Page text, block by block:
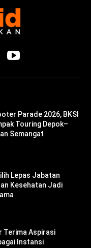
Parade 2026, BKSI
Touring Depok–
Semangat
Lepas Jabatan
Kesehatan Jadi
Terima Aspirasi
Instansi